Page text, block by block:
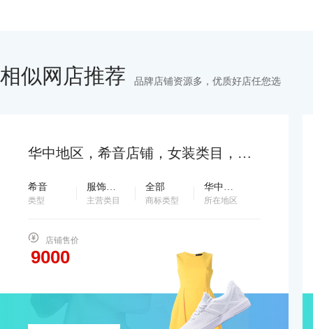
相似网店推荐 品牌店铺资源多，优质好店任您选
华中地区，希音店铺，女装类目，个体户，配合过户，诚心出售，要的滴滴…
希音
类型
服饰鞋包
主营类目
全部
商标类型
华中地区
所在地区
店铺售价